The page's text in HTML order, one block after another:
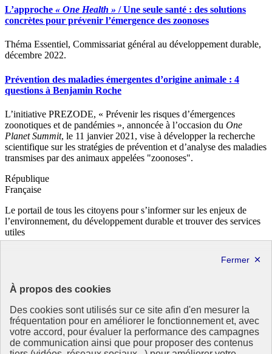
À propos des cookies
Des cookies sont utilisés sur ce site afin d'en mesurer la
fréquentation pour en améliorer le fonctionnement et, avec
votre accord, pour évaluer la performance des campagnes
de communication ainsi que pour proposer des contenus
L’approche « One Health » / Une seule santé : des solutions
concrètes pour prévenir l’émergence des zoonoses
Théma Essentiel, Commissariat général au développement durable,
décembre 2022.
Prévention des maladies émergentes d’origine animale : 4
questions à Benjamin Roche
L’initiative PREZODE, « Prévenir les risques d’émergences
zoonotiques et de pandémies », annoncée à l’occasion du One
Planet Summit, le 11 janvier 2021, vise à développer la recherche
scientifique sur les stratégies de prévention et d’analyse des maladies
transmises par des animaux appelées "zoonoses".
République
Française
Le portail de tous les citoyens pour s’informer sur les enjeux de
l’environnement, du développement durable et trouver des services
utiles
data.gouv.fr- ouvre une nouvelle fenêtre
Partenaire